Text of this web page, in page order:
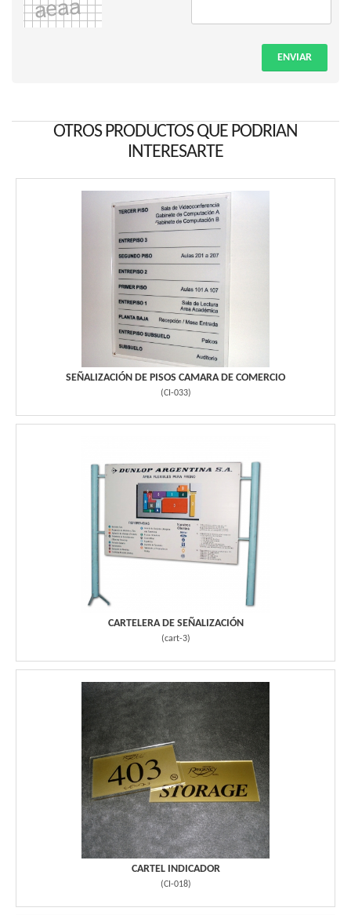
ENVIAR
OTROS PRODUCTOS QUE PODRIAN
INTERESARTE
SEÑALIZACIÓN DE PISOS CAMARA DE COMERCIO
(CI-033)
CARTELERA DE SEÑALIZACIÓN
(cart-3)
CARTEL INDICADOR
(CI-018)